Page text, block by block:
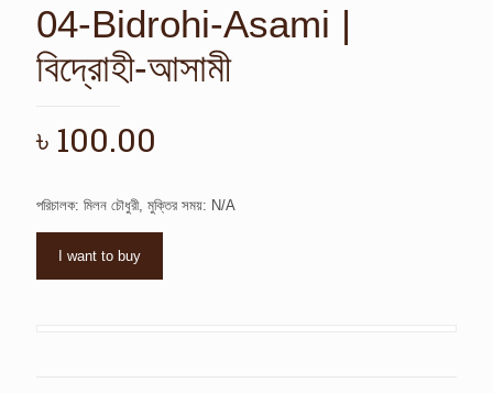
04-Bidrohi-Asami |
বিদ্রোহী-আসামী
৳ 100.00
পরিচালক: মিলন চৌধুরী, মুক্তির সময়: N/A
I want to buy